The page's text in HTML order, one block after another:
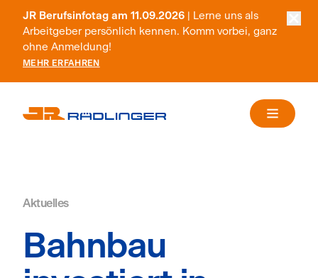
JR Berufsinfotag am 11.09.2026 | Lerne uns als
Arbeitgeber persönlich kennen. Komm vorbei, ganz
ohne Anmeldung!
MEHR ERFAHREN
Aktuelles
Bahnbau